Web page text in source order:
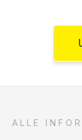
ALLE